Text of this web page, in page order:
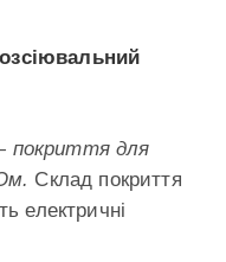
покриття для
Склад покриття
електричні